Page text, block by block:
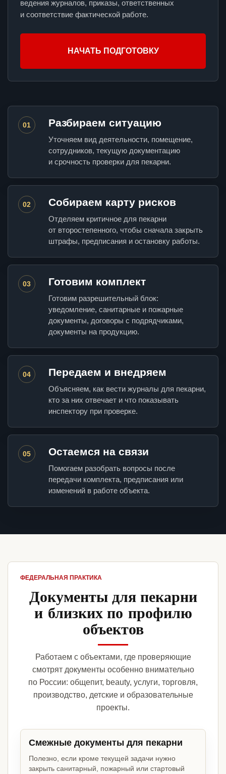
ведения журналов, приказы, ответственных
и соответствие фактической работе.
НАЧАТЬ ПОДГОТОВКУ
01 Разбираем ситуацию
Уточняем вид деятельности, помещение,
сотрудников, текущую документацию
и срочность проверки для пекарни.
02 Собираем карту рисков
Отделяем критичное для пекарни
от второстепенного, чтобы сначала закрыть
штрафы, предписания и остановку работы.
03 Готовим комплект
Готовим разрешительный блок:
уведомление, санитарные и пожарные
документы, договоры с подрядчиками,
документы на продукцию.
04 Передаем и внедряем
Объясняем, как вести журналы для пекарни,
кто за них отвечает и что показывать
инспектору при проверке.
05 Остаемся на связи
Помогаем разобрать вопросы после
передачи комплекта, предписания или
изменений в работе объекта.
ФЕДЕРАЛЬНАЯ ПРАКТИКА
Документы для пекарни
и близких по профилю
объектов
Работаем с объектами, где проверяющие
смотрят документы особенно внимательно
по России: общепит, beauty, услуги, торговля,
производство, детские и образовательные
проекты.
Смежные документы для пекарни
Полезно, если кроме текущей задачи нужно
закрыть санитарный, пожарный или стартовый